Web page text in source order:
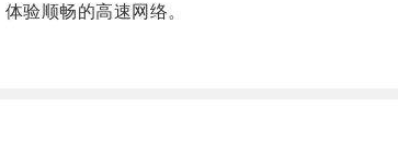
验顺畅的高速网络。